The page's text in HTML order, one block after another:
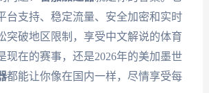
台支持、稳定流量、安全加密和实时
突破地区限制，享受中文解说的体育
现在的赛事，还是2026年的美加墨世
都能让你像在国内一样，尽情享受每